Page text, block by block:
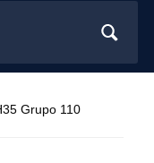
Grupo 110